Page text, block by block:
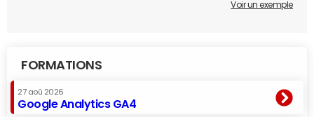
Voir un exemple
FORMATIONS
27 aoû 2026
Google Analytics GA4